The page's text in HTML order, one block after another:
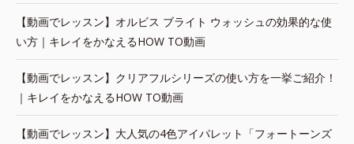
【動画でレッスン】オルビス ブライト ウォッシュの効果的な使
い方｜キレイをかなえるHOW TO動画
【動画でレッスン】クリアフルシリーズの使い方を一挙ご紹介！
｜キレイをかなえるHOW TO動画
【動画でレッスン】大人気の4色アイパレット「フォートーンズ